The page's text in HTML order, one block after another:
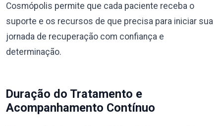
Cosmópolis permite que cada paciente receba o
suporte e os recursos de que precisa para iniciar sua
jornada de recuperação com confiança e
determinação.
Duração do Tratamento e
Acompanhamento Contínuo